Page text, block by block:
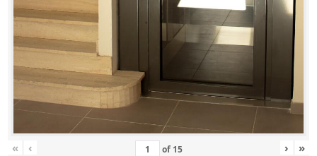
« ‹ of 15 › »